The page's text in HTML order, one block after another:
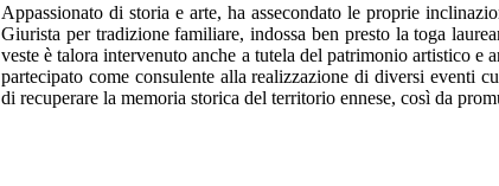
Appassionato di storia e arte, ha assecondato le proprie
Giurista per tradizione familiare, indossa ben presto la toga
veste è talora intervenuto anche a tutela del patrimonio artistico
partecipato come consulente alla realizzazione di diversi eventi
di recuperare la memoria storica del territorio ennese, così da